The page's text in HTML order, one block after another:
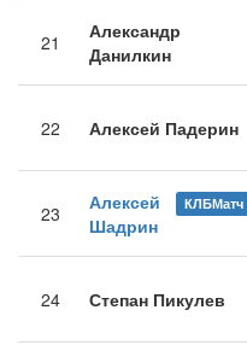
21
Александр
Данилкин
22 Алексей Падерин
23 КЛБМатч
Алексей
Шадрин
24 Степан Пикулев